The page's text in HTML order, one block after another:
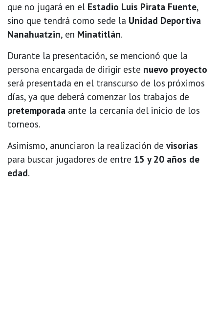
que no jugará en el Estadio Luis Pirata Fuente,
sino que tendrá como sede la Unidad Deportiva
Nanahuatzin, en Minatitlán.
Durante la presentación, se mencionó que la
persona encargada de dirigir este nuevo proyecto
será presentada en el transcurso de los próximos
días, ya que deberá comenzar los trabajos de
pretemporada ante la cercanía del inicio de los
torneos.
Asimismo, anunciaron la realización de visorias
para buscar jugadores de entre 15 y 20 años de
edad.